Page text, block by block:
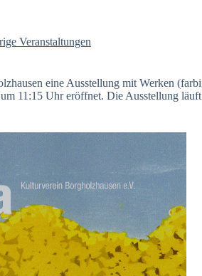
Veranstaltungen
eine Ausstellung mit Werken
11:15 Uhr eröffnet. Die Ausstellung läuft